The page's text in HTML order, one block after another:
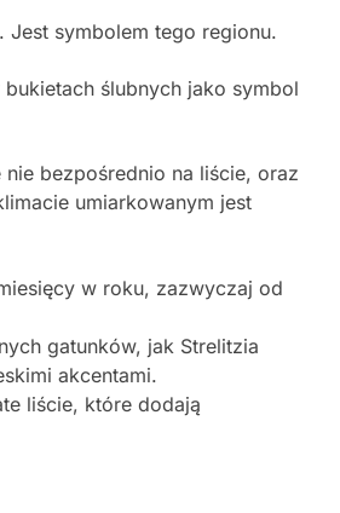
Jest symbolem tego regionu.
ślubnych jako symbol
bezpośrednio na liście, oraz
umiarkowanym jest
w roku, zazwyczaj od
gatunków, jak Strelitzia
akcentami.
liście, które dodają